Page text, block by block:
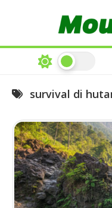
survival di